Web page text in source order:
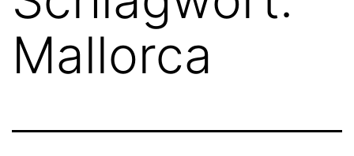
Mallorca